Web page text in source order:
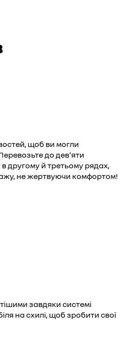
щоб ви могли
до девʼяти
в другому й третьому рядах,
не жертвуючи комфортом!
завдяки системі
на схилі, щоб зробити свої